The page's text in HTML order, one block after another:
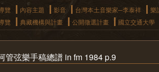
覽 內容主題 影音 台灣本土音樂家─李泰祥
樂
覽 典藏機構與計畫 公開徵選計畫 國立交通大學
管弦樂手稿總譜 in fm 1984 p.9